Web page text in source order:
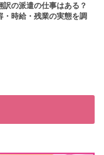
訳の派遣の仕事はある？
・時給・残業の実態を調